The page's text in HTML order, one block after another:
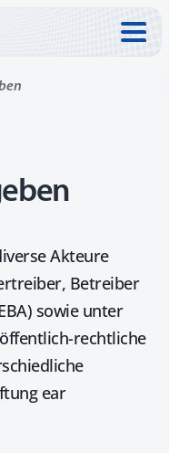
Akteure
Betreiber
sowie unter
rechtliche
ear